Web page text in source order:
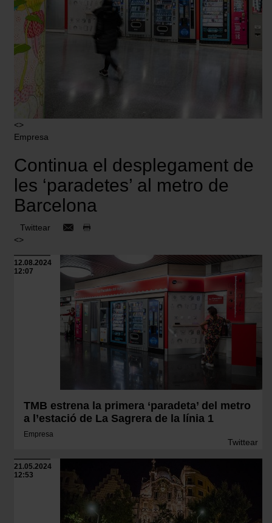
menú de la parte inferior de la web.
<>
Empresa
Continua el desplegament de
les ‘paradetes’ al metro de
Barcelona
Twittear
<>
12.08.2024
12:07
TMB estrena la primera ‘paradeta’ del metro
a l’estació de La Sagrera de la línia 1
Empresa
Twittear
21.05.2024
12:53